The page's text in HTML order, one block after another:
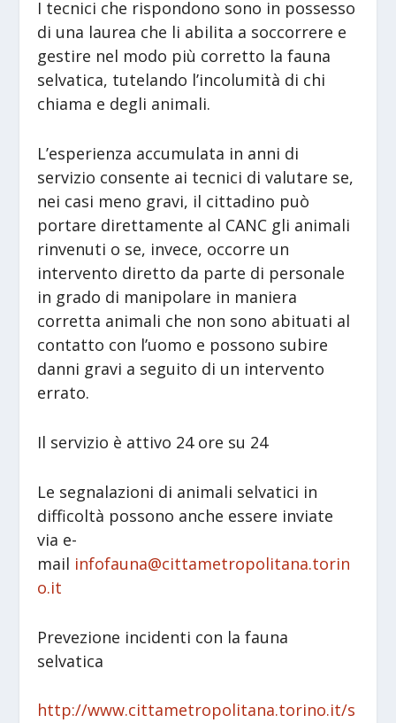
I tecnici che rispondono sono in possesso
di una laurea che li abilita a soccorrere e
gestire nel modo più corretto la fauna
selvatica, tutelando l’incolumità di chi
chiama e degli animali.
L’esperienza accumulata in anni di
servizio consente ai tecnici di valutare se,
nei casi meno gravi, il cittadino può
portare direttamente al CANC gli animali
rinvenuti o se, invece, occorre un
intervento diretto da parte di personale
in grado di manipolare in maniera
corretta animali che non sono abituati al
contatto con l’uomo e possono subire
danni gravi a seguito di un intervento
errato.
Il servizio è attivo 24 ore su 24
Le segnalazioni di animali selvatici in
difficoltà possono anche essere inviate
via e-
mail infofauna@cittametropolitana.torin
o.it
Prevezione incidenti con la fauna
selvatica
http://www.cittametropolitana.torino.it/s